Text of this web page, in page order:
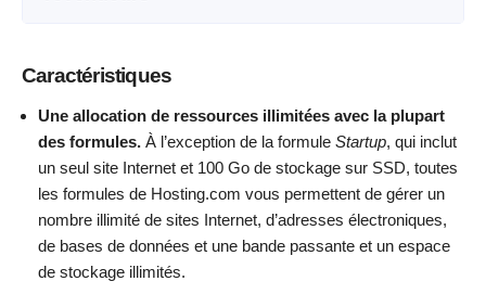
Afficher plus d'informations
CPU
RAM
Prix
4 GB
$4.99
Afficher plus d'informations
Stockage
Bande passante
Nombre de sites
600 GB
30
Caractéristiques
Une allocation de ressources illimitées avec la plupart
des formules. À l’exception de la formule Startup, qui inclut
un seul site Internet et 100 Go de stockage sur SSD, toutes
les formules de Hosting.com vous permettent de gérer un
nombre illimité de sites Internet, d’adresses électroniques,
de bases de données et une bande passante et un espace
de stockage illimités.